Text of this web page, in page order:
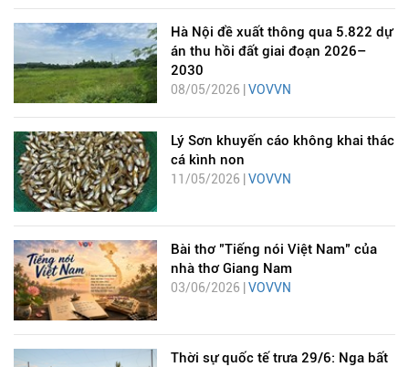
Hà Nội đề xuất thông qua 5.822 dự
án thu hồi đất giai đoạn 2026–
2030
08/05/2026 | VOVVN
Lý Sơn khuyến cáo không khai thác
cá kình non
11/05/2026 | VOVVN
Bài thơ "Tiếng nói Việt Nam" của
nhà thơ Giang Nam
03/06/2026 | VOVVN
Thời sự quốc tế trưa 29/6: Nga bất